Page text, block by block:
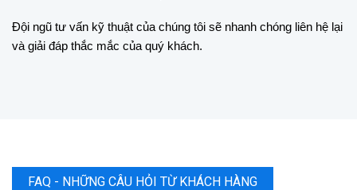
Đội ngũ tư vấn kỹ thuật của chúng tôi sẽ nhanh chóng liên hệ lại
và giải đáp thắc mắc của quý khách.
FAQ - NHỮNG CÂU HỎI TỪ KHÁCH HÀNG